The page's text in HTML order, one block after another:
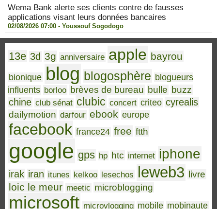
Wema Bank alerte ses clients contre de fausses
applications visant leurs données bancaires
02/08/2026 07:00 - Youssouf Sogodogo
13e 3d 3g anniversaire apple bayrou
bionique blog blogosphère blogueurs
influents borloo brèves de bureau bulle buzz
chine club sénat clubic concert criteo cyrealis
dailymotion darfour ebook europe
facebook france24 free ftth
google gps hp htc internet iphone
irak iran itunes kelkoo lesechos leweb3 livre
loic le meur meetic microblogging
microsoft microvlogging mobile mobinaute